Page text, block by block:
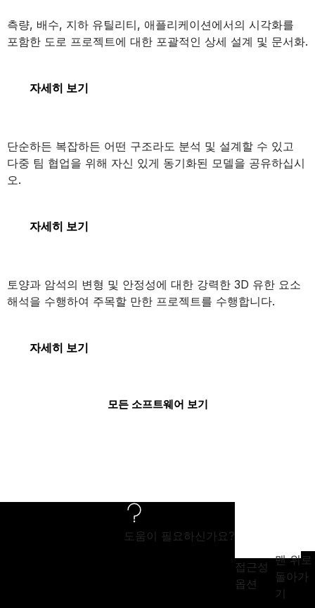
OpenRoads Designer
측량, 배수, 지하 유틸리티, 애플리케이션에서의 시각화를
포함한 도로 프로젝트에 대한 포괄적인 상세 설계 및 문서화.
자세히 보기
단순하든 복잡하든 어떤 구조라도 분석 및 설계할 수 있고
다중 팀 협업을 위해 자신 있게 동기화된 모델을 공유하십시
오.
자세히 보기
PLAXIS 3D
토양과 암석의 변형 및 안정성에 대한 강력한 3D 유한 요소
해석을 수행하여 주목할 만한 프로젝트를 수행합니다.
자세히 보기
모든 소프트웨어 보기
도움이 필요하신가요?
접근성
옵션
맨 위로
돌아가
기